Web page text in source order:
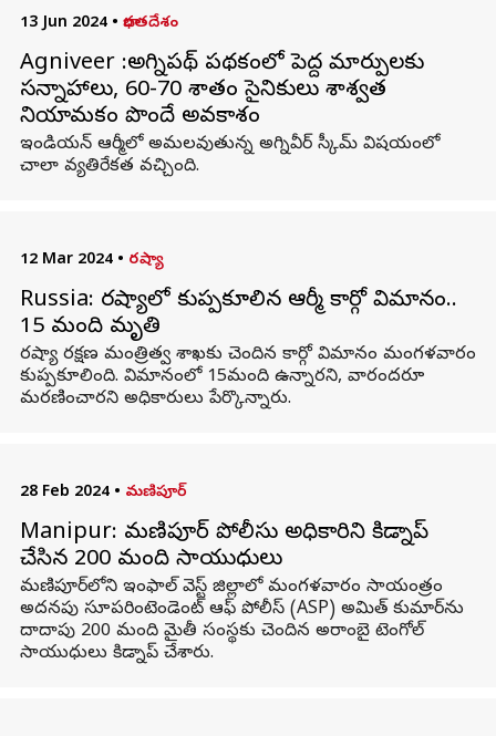
13 Jun 2024 • భారతదేశం
Agniveer :అగ్నిపథ్ పథకంలో పెద్ద మార్పులకు
సన్నాహాలు, 60-70 శాతం సైనికులు శాశ్వత
నియామకం పొందే అవకాశం
ఇండియన్ ఆర్మీలో అమలవుతున్న అగ్నివీర్ స్కీమ్ విషయంలో
చాలా వ్యతిరేకత వచ్చింది.
12 Mar 2024 • రష్యా
Russia: రష్యాలో కుప్పకూలిన ఆర్మీ కార్గో విమానం..
15 మంది మృతి
రష్యా రక్షణ మంత్రిత్వ శాఖకు చెందిన కార్గో విమానం మంగళవారం
కుప్పకూలింది. విమానంలో 15మంది ఉన్నారని, వారందరూ
మరణించారని అధికారులు పేర్కొన్నారు.
28 Feb 2024 • మణిపూర్
Manipur: మణిపూర్ పోలీసు అధికారిని కిడ్నాప్
చేసిన 200 మంది సాయుధులు
మణిపూర్‌లోని ఇంఫాల్ వెస్ట్ జిల్లాలో మంగళవారం సాయంత్రం
అదనపు సూపరింటెండెంట్ ఆఫ్ పోలీస్ (ASP) అమిత్ కుమార్‌ను
దాదాపు 200 మంది మైతీ సంస్థకు చెందిన అరాంబై టెంగోల్
సాయుధులు కిడ్నాప్ చేశారు.